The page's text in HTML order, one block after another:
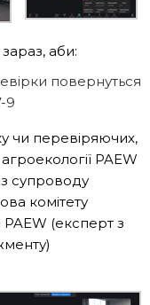
аби:
повернуться
9
чи перевіряючих,
PAEW
супроводу
комітету
(експерт з